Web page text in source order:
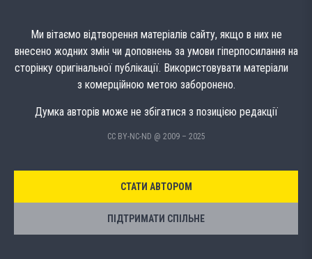
Ми вітаємо відтворення матеріалів сайту, якщо в них не
внесено жодних змін чи доповнень за умови гіперпосилання на
сторінку оригінальної публікації. Використовувати матеріали
з комерційною метою заборонено.
Думка авторів може не збігатися з позицією редакції
CC BY-NC-ND @ 2009 – 2025
СТАТИ АВТОРОМ
ПІДТРИМАТИ СПІЛЬНЕ